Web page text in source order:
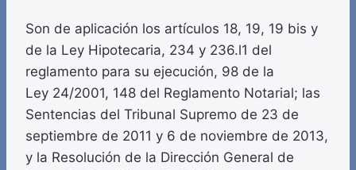
Son de aplicación los artículos 18, 19, 19 bis y
de la Ley Hipotecaria, 234 y 236.l1 del
reglamento para su ejecución, 98 de la
Ley 24/2001, 148 del Reglamento Notarial; las
Sentencias del Tribunal Supremo de 23 de
septiembre de 2011 y 6 de noviembre de 2013,
y la Resolución de la Dirección General de